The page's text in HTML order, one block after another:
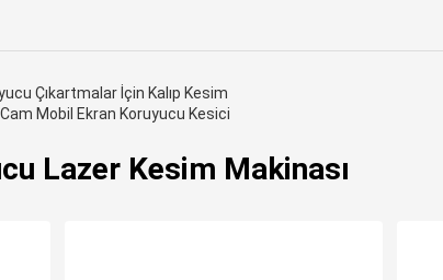
Çıkartmalar İçin Kalıp Kesim
Mobil Ekran Koruyucu Kesici
Lazer Kesim Makinası